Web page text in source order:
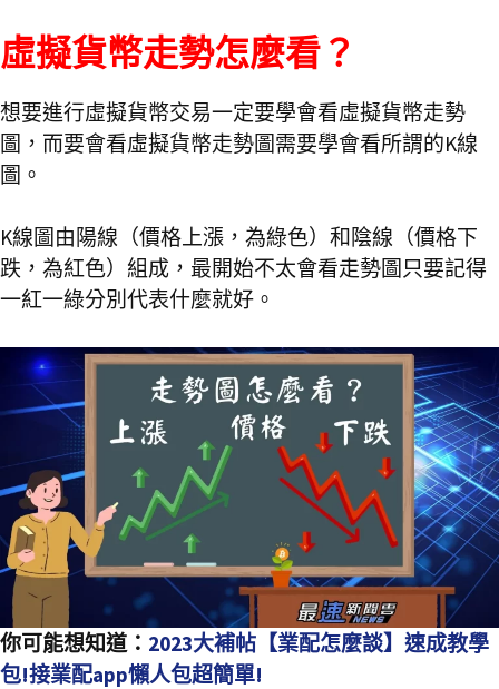
虛擬貨幣走勢怎麼看？
想要進行虛擬貨幣交易一定要學會看虛擬貨幣走勢
圖，而要會看虛擬貨幣走勢圖需要學會看所謂的K線
圖。
K線圖由陽線（價格上漲，為綠色）和陰線（價格下
跌，為紅色）組成，最開始不太會看走勢圖只要記得
一紅一綠分別代表什麼就好。
你可能想知道： 2023大補帖【業配怎麼談】速成教學
包!接業配app懶人包超簡單!